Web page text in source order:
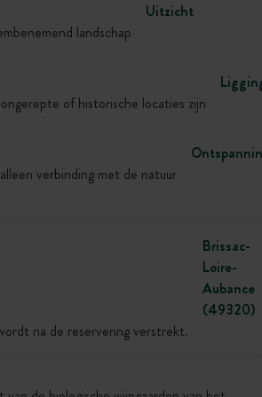
Uitzicht
landschap
of historische locaties zijn
verbinding met de natuur
Brissac-
Loire-
Aubance
(49320)
na de reservering verstrekt.